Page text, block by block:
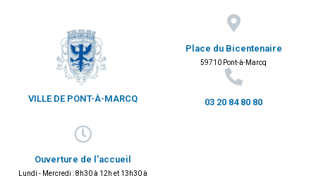
VILLE DE PONT-À-MARCQ
Place du Bicentenaire
59710 Pont-à-Marcq
03 20 84 80 80
Ouverture de l'accueil
Lundi - Mercredi : 8h30 à 12h et 13h30 à